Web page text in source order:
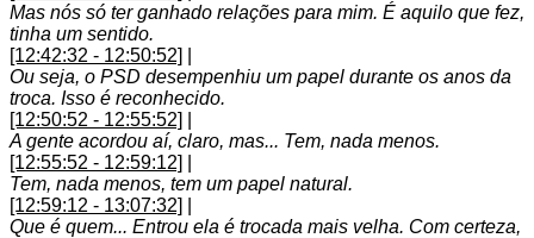
Mas nós só ter ganhado relações para mim. É aquilo que fez,
tinha um sentido.
[12:42:32 - 12:50:52]
Ou seja, o PSD desempenhiu um papel durante os anos da
troca. Isso é reconhecido.
[12:50:52 - 12:55:52]
A gente acordou aí, claro, mas... Tem, nada menos.
[12:55:52 - 12:59:12]
Tem, nada menos, tem um papel natural.
[12:59:12 - 13:07:32]
Que é quem... Entrou ela é trocada mais velha. Com certeza,